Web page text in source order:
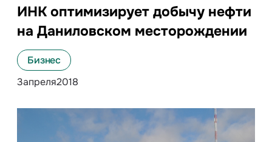
ИНК оптимизирует добычу нефти
на Даниловском месторождении
Бизнес
3апреля2018